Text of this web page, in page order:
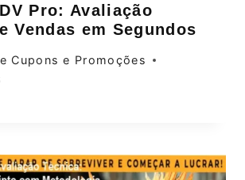
Pro: Avaliação
Vendas em Segundos
Cupons e Promoções